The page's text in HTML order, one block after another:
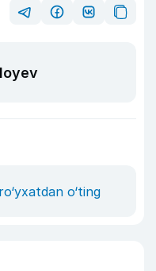
ro‘yxatdan o‘ting